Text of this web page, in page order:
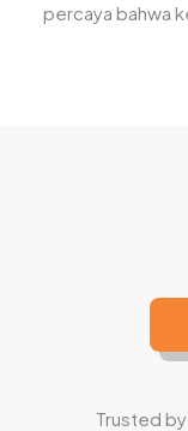
percaya bahwa
Trusted